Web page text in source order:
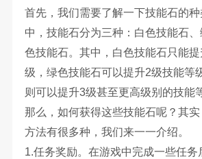
首先，我们需要了解一下技能石的
中，技能石分为三种：白色技能石
色技能石。其中，白色技能石只能
级，绿色技能石可以提升2级技能等
则可以提升3级甚至更高级别的技能
那么，如何获得这些技能石呢？其
方法有很多种，我们来一一介绍。
1.任务奖励。在游戏中完成一些任务